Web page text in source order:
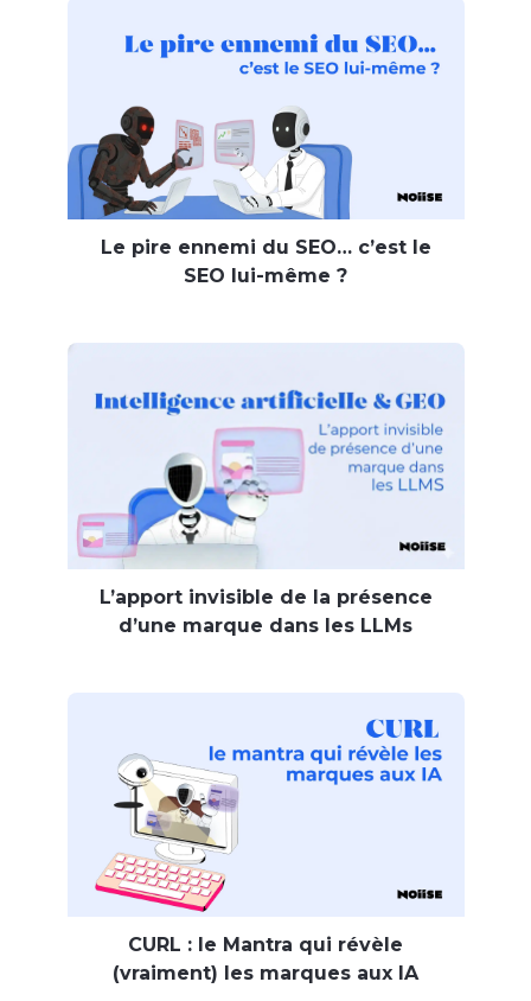
Le pire ennemi du SEO… c’est le
SEO lui-même ?
L’apport invisible de la présence
d’une marque dans les LLMs
CURL : le Mantra qui révèle
(vraiment) les marques aux IA